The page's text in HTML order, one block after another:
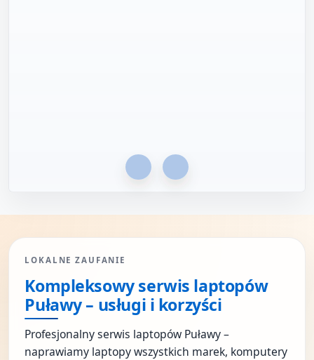
PoprzednieNastępne
LOKALNE ZAUFANIE
Kompleksowy serwis laptopów
Puławy – usługi i korzyści
Profesjonalny serwis laptopów Puławy –
naprawiamy laptopy wszystkich marek, komputery